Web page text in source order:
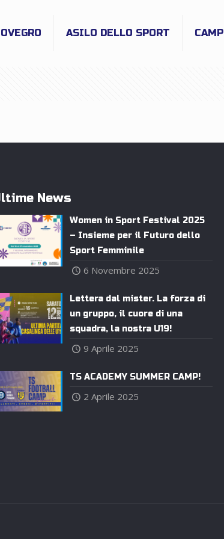
ASILO DELLO SPORT CAMP
News
Women in Sport Festival 2025
– Insieme per il Futuro dello
Sport Femminile
6 Novembre 2025
Lettera dal mister. La forza di
un gruppo, il cuore di una
squadra, la nostra U19!
9 Aprile 2025
TS ACADEMY SUMMER CAMP!
2 Aprile 2025